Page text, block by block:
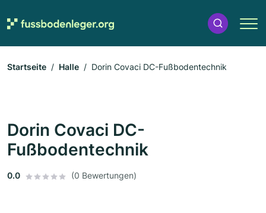
Startseite Halle Dorin Covaci DC-Fußbodentechnik
Dorin Covaci DC-
Fußbodentechnik
0.0 (0 Bewertungen)